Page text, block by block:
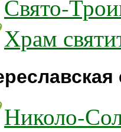
Свято-
Храм
Николо-